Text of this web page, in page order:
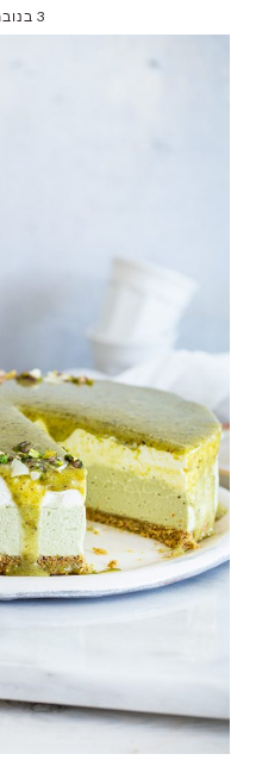
3 בנובמבר 2020